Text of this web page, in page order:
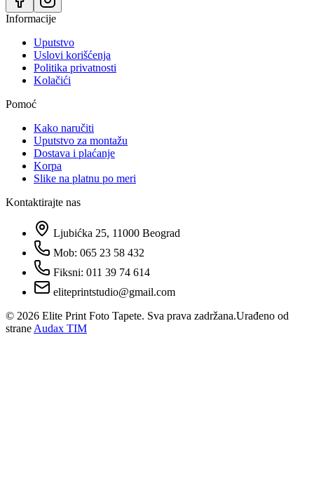
Informacije
Uputstvo
Uslovi korišćenja
Politika privatnosti
Kolačići
Pomoć
Kako naručiti
Uputstvo za montažu
Dostava i plaćanje
Korpa
Slike na platnu po meri
Kontaktirajte nas
Ljubićka 25, 11000 Beograd
Mob: 065 23 58 432
Fiksni: 011 39 74 614
eliteprintstudio@gmail.com
© 2026 Elite Print Foto Tapete. Sva prava zadržana.Urađeno od
strane Audax TIM